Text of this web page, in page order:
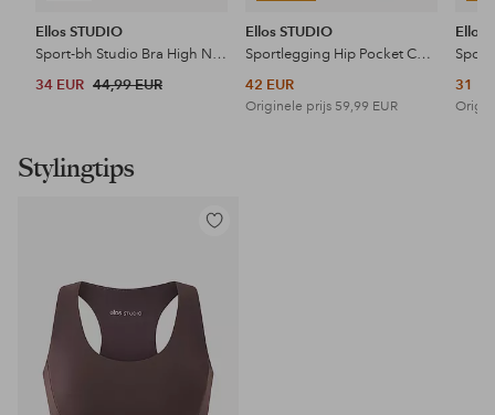
Ellos STUDIO
Sport-bh Studio Bra High Neck Core
34 EUR 44,99 EUR
Ellos STUDIO
Sportlegging Hip Pocket Core
42 EUR
Originele prijs 59,99 EUR
Ellos
31
Stylingtips
Toevoegen